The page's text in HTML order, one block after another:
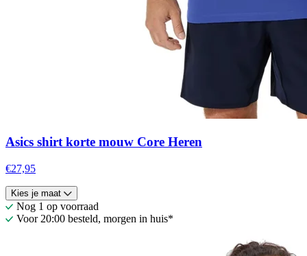
Asics shirt korte mouw Core Heren
€27,95
Kies je maat
Nog 1 op voorraad
Voor 20:00 besteld, morgen in huis*